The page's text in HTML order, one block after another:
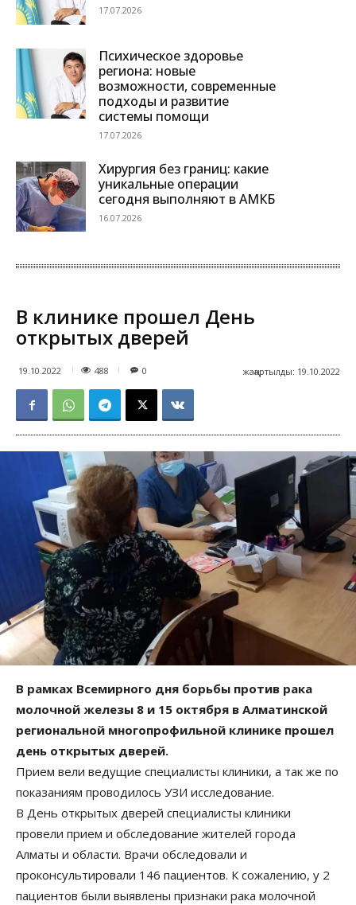
17.07.2026
Психическое здоровье
региона: новые
возможности, современные
подходы и развитие
системы помощи
17.07.2026
Хирургия без границ: какие
уникальные операции
сегодня выполняют в АМКБ
16.07.2026